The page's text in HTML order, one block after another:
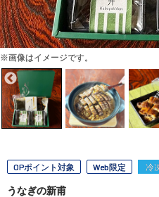
※画像はイメージです。
OPポイント対象 Web限定 冷
うなぎの新甫